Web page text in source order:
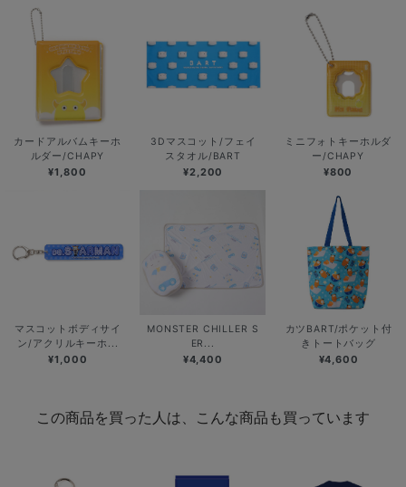
カードアルバムキーホ
ルダー/CHAPY
¥1,800
3Dマスコット/フェイ
スタオル/BART
¥2,200
ミニフォトキーホルダ
ー/CHAPY
¥800
マスコットボディサイ
ン/アクリルキーホ...
¥1,000
MONSTER CHILLER S
ER...
¥4,400
カツBART/ポケット付
きトートバッグ
¥4,600
この商品を買った人は、こんな商品も買っています